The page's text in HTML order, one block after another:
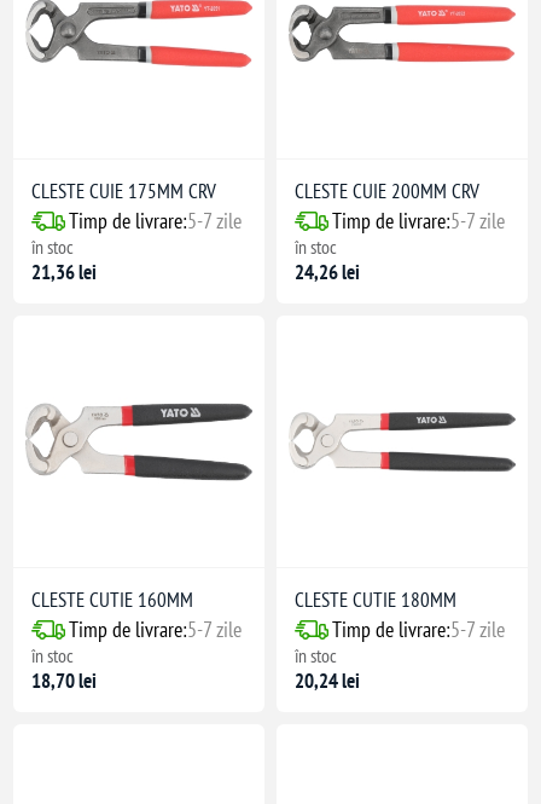
CLESTE CUIE 175MM CRV
Timp de livrare:5-7 zile
în stoc
21,36 lei
CLESTE CUIE 200MM CRV
Timp de livrare:5-7 zile
în stoc
24,26 lei
CLESTE CUTIE 160MM
Timp de livrare:5-7 zile
în stoc
18,70 lei
CLESTE CUTIE 180MM
Timp de livrare:5-7 zile
în stoc
20,24 lei